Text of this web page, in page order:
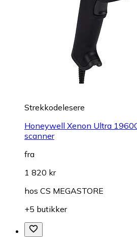
Strekkodelesere
Honeywell Xenon Ultra
scanner
fra
1 820 kr
hos CS MEGASTORE
+5 butikker